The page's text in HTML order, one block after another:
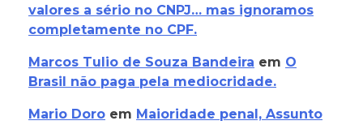
valores a sério no CNPJ… mas ignoramos
completamente no CPF.
Marcos Tulio de Souza Bandeira em O
Brasil não paga pela mediocridade.
Mario Doro em Maioridade penal, Assunto